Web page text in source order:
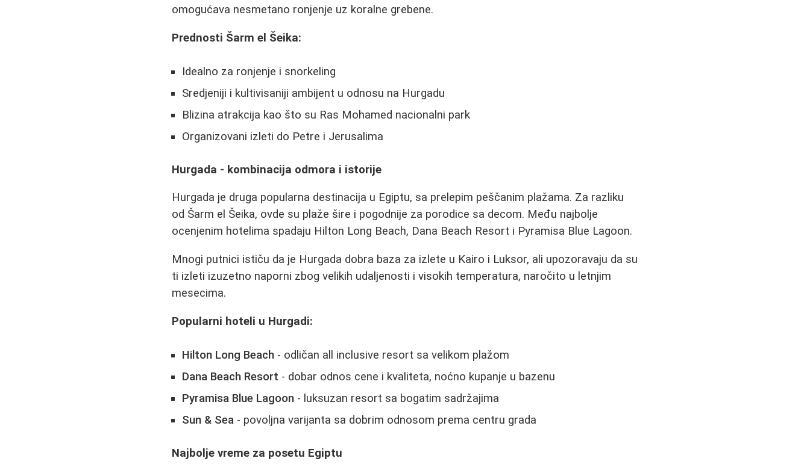
omogućava nesmetano ronjenje uz koralne grebene.
Prednosti Šarm el Šeika:
Idealno za ronjenje i snorkeling
Sredjeniji i kultivisaniji ambijent u odnosu na Hurgadu
Blizina atrakcija kao što su Ras Mohamed nacionalni park
Organizovani izleti do Petre i Jerusalima
Hurgada - kombinacija odmora i istorije
Hurgada je druga popularna destinacija u Egiptu, sa prelepim peščanim plažama. Za razliku
od Šarm el Šeika, ovde su plaže šire i pogodnije za porodice sa decom. Među najbolje
ocenjenim hotelima spadaju Hilton Long Beach, Dana Beach Resort i Pyramisa Blue Lagoon.
Mnogi putnici ističu da je Hurgada dobra baza za izlete u Kairo i Luksor, ali upozoravaju da su
ti izleti izuzetno naporni zbog velikih udaljenosti i visokih temperatura, naročito u letnjim
mesecima.
Popularni hoteli u Hurgadi:
Hilton Long Beach - odličan all inclusive resort sa velikom plažom
Dana Beach Resort - dobar odnos cene i kvaliteta, noćno kupanje u bazenu
Pyramisa Blue Lagoon - luksuzan resort sa bogatim sadržajima
Sun & Sea - povoljna varijanta sa dobrim odnosom prema centru grada
Najbolje vreme za posetu Egiptu